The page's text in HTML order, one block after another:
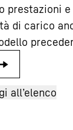
prestazioni
di carico
all’elenco